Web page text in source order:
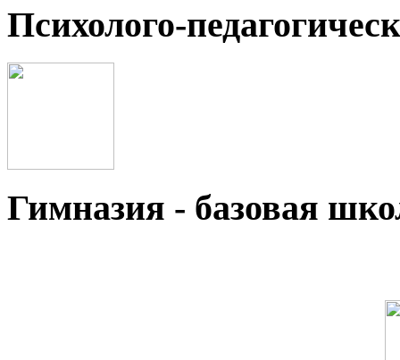
Психолого-
Гимназия - базовая